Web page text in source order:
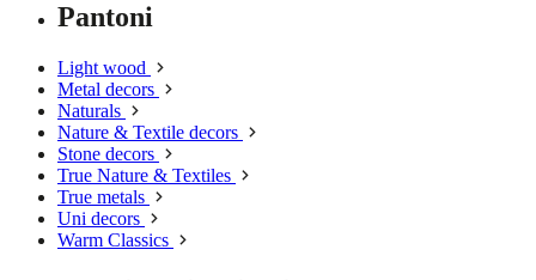
Pantoni
Light wood
Metal decors
Naturals
Nature & Textile decors
Stone decors
True Nature & Textiles
True metals
Uni decors
Warm Classics